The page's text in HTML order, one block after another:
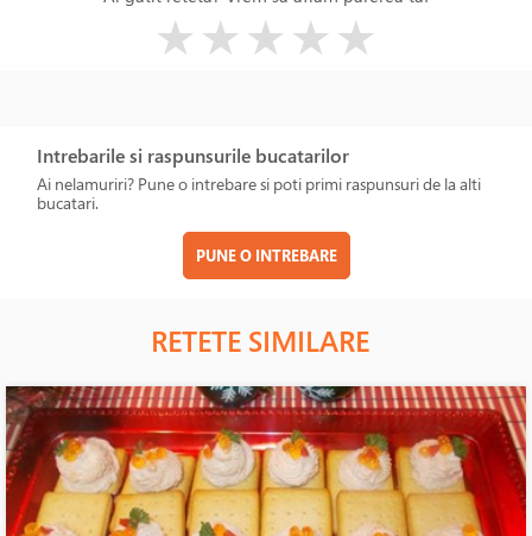
★★★★★
Intrebarile si raspunsurile bucatarilor
Ai nelamuriri? Pune o intrebare si poti primi raspunsuri de la alti
bucatari.
PUNE O INTREBARE
RETETE SIMILARE